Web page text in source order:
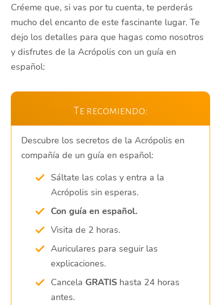
Créeme que, si vas por tu cuenta, te perderás
mucho del encanto de este fascinante lugar. Te
dejo los detalles para que hagas como nosotros
y disfrutes de la Acrópolis con un guía en
español:
Te recomiendo:
Descubre los secretos de la Acrópolis en
compañía de un guía en español:
Sáltate las colas y entra a la
Acrópolis sin esperas.
Con guía en español.
Visita de 2 horas.
Auriculares para seguir las
explicaciones.
Cancela GRATIShasta 24 horas
antes.